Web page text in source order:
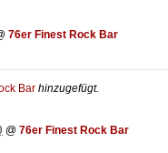
76er Finest Rock Bar
Bar hinzugefügt.
@ 76er Finest Rock Bar